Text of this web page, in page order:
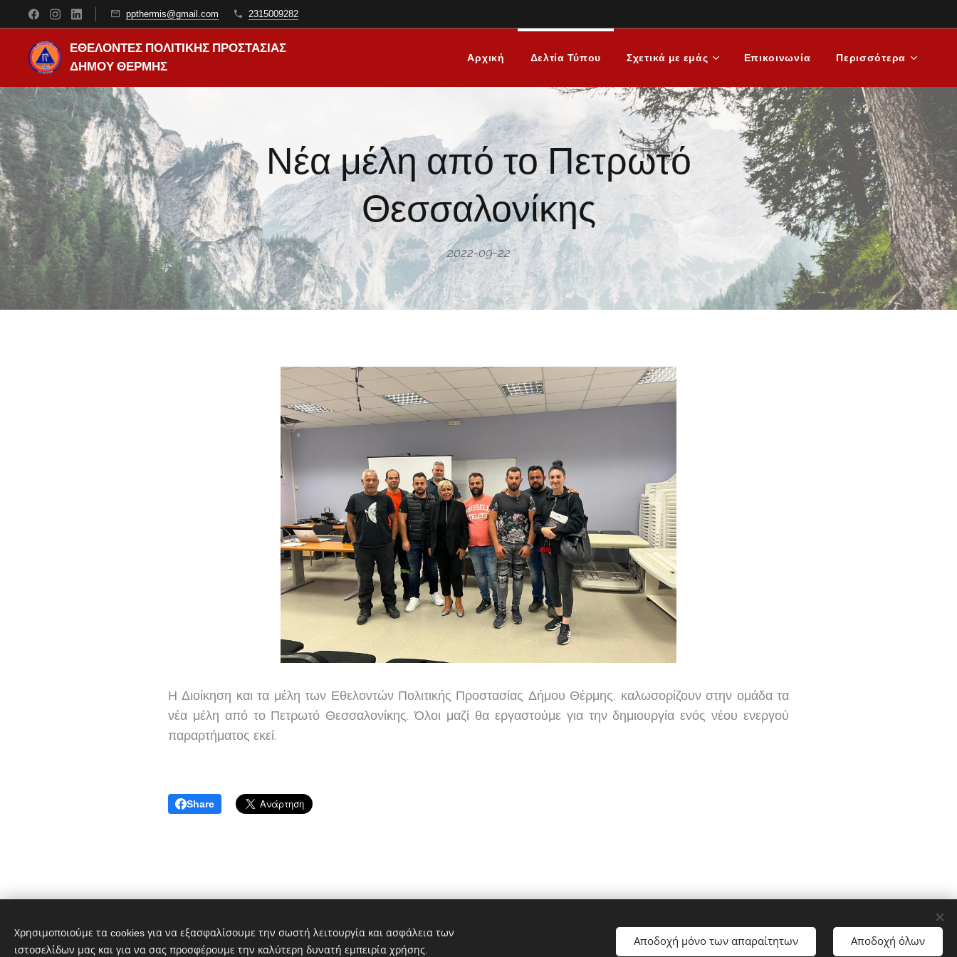
ppthermis@gmail.com 2315009282
ΕΘΕΛΟΝΤΕΣ ΠΟΛΙΤΙΚΗΣ ΠΡΟΣΤΑΣΙΑΣ
ΔΗΜΟΥ ΘΕΡΜΗΣ
Αρχική Δελτία Τύπου Σχετικά με εμάς Επικοινωνία Περισσότερα
Νέα μέλη από το Πετρωτό
Θεσσαλονίκης
2022-09-22
Η Διοίκηση και τα μέλη των Εθελοντών Πολιτικής Προστασίας Δήμου Θέρμης, καλωσορίζουν στην ομάδα τα
νέα μέλη από το Πετρωτό Θεσσαλονίκης. Όλοι μαζί θα εργαστούμε για την δημιουργία ενός νέου ενεργού
παραρτήματος εκεί.
Share
© 2025 Εθελοντές Πολιτικής Προστασίας Θέρμης | Διατηρούνται όλα τα δικαιώματα |
Υλοποιήθηκε από τη
Χρησιμοποιούμε τα cookies για να εξασφαλίσουμε την σωστή λειτουργία και ασφάλεια των
ιστοσελίδων μας και για να σας προσφέρουμε την καλύτερη δυνατή εμπειρία χρήσης.
Αποδοχή μόνο των απαραίτητων Αποδοχή όλων